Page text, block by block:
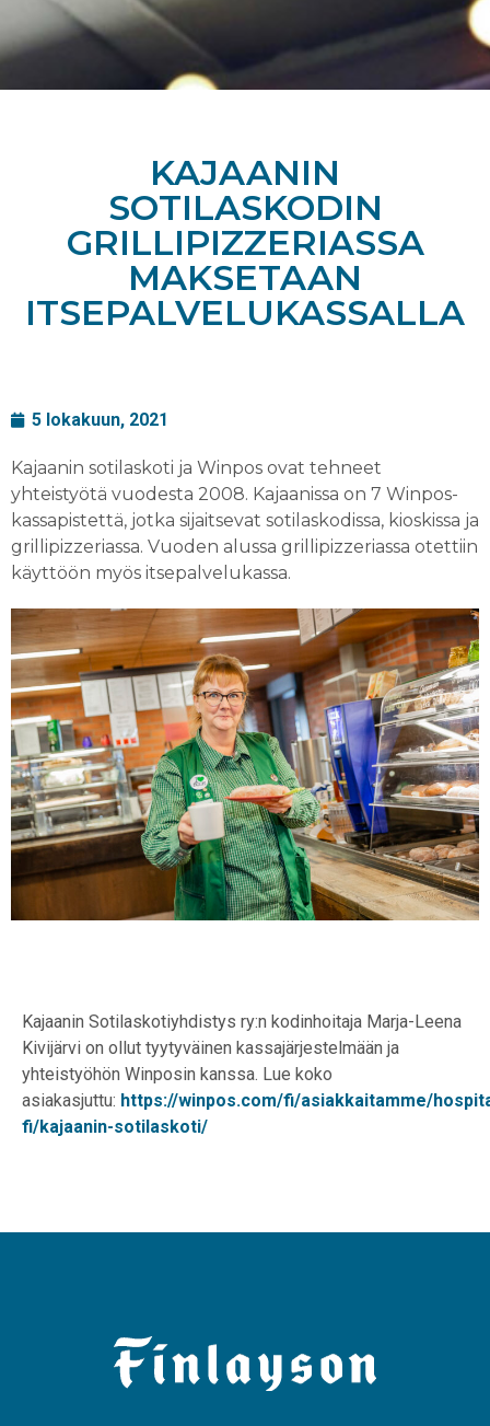
KAJAANIN
SOTILASKODIN
GRILLIPIZZERIASSA
MAKSETAAN
ITSEPALVELUKASSALLA
5 lokakuun, 2021
Kajaanin sotilaskoti ja Winpos ovat tehneet
yhteistyötä vuodesta 2008. Kajaanissa on 7 Winpos-
kassapistettä, jotka sijaitsevat sotilaskodissa, kioskissa ja
grillipizzeriassa. Vuoden alussa grillipizzeriassa otettiin
käyttöön myös itsepalvelukassa.
Kajaanin Sotilaskotiyhdistys ry:n kodinhoitaja Marja-Leena
Kivijärvi on ollut tyytyväinen kassajärjestelmään ja
yhteistyöhön Winposin kanssa. Lue koko
asiakasjuttu: https://winpos.com/fi/asiakkaitamme/
fi/kajaanin-sotilaskoti/